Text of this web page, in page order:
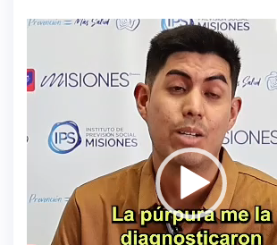
Reproductor
vídeo